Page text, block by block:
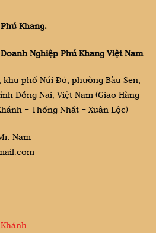
Khang.
Nghiệp Phú Khang Việt Nam
phố Núi Đỏ, phường Bàu Sen,
Đồng Nai, Việt Nam (Giao Hàng
– Thống Nhất – Xuân Lộc)
Nam